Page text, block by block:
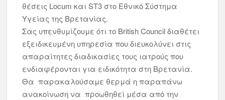
θέσεις Locum και ST3 στο Εθνικό Σύστημα
Υγείας της Βρετανίας.
Σας υπενθυμίζουμε ότι το British Council διαθέτει
εξειδικευμένη υπηρεσία που διευκολύνει στις
απαραίτητες διαδικασίες τους ιατρούς που
ενδιαφέρονται για ειδικότητα στη Βρετανία.
Θα παρακαλούσαμε θερμά η παραπάνω
ανακοίνωση να προωθηθεί μέσα από την